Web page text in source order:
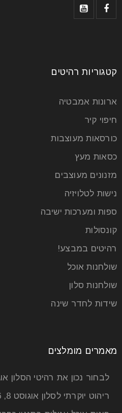
ארוחות משפחתיות היו דבר
קרא עוד
שולחנות אוכל נפתחים
25 יול
קטגוריות רהיטים
ארונות אמבטיה
חיפוי קיר
כורסאות מעוצבות
כסאות מעץ
מזנונים מעוצבים
נישות לטלויזיה
ספות ומערכות ישיבה
קונסולות
רהיטים במבצע!
שולחנות אוכל
שולחנות סלון
שידות לחדר שינה
מאמרים מומלצים
לבחור נכון את רהיטי הסלון
ריהוט יוקרתי לסלון אוגוסט 8, 2026